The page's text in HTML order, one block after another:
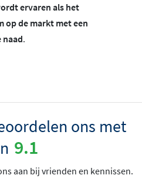
ervaren als het
op de markt met een
naad.
ons met
9.1
aan bij vrienden en kennissen.